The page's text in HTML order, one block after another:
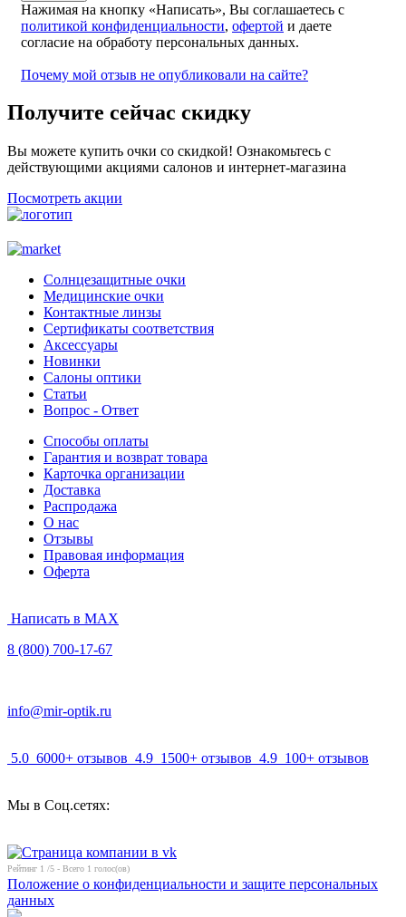
Нажимая на кнопку «Написать», Вы соглашаетесь с
политикой конфиденциальности, офертой и даете
согласие на обработу персональных данных.
Почему мой отзыв не опубликовали на сайте?
Получите сейчас скидку
Вы можете купить очки со скидкой! Ознакомьтесь с
действующими акциями салонов и интернет-магазина
Посмотреть акции
Солнцезащитные очки
Медицинские очки
Контактные линзы
Сертификаты соответствия
Аксессуары
Новинки
Салоны оптики
Статьи
Вопрос - Ответ
Способы оплаты
Гарантия и возврат товара
Карточка организации
Доставка
Распродажа
О нас
Отзывы
Правовая информация
Оферта
Написать в MAX
8 (800) 700-17-67
info@mir-optik.ru
5.0 6000+ отзывов 4.9 1500+ отзывов 4.9 100+ отзывов
Мы в Соц.сетях:
Рейтинг 1 /5 - Всего 1 голос(ов)
Положение о конфиденциальности и защите персональных
данных